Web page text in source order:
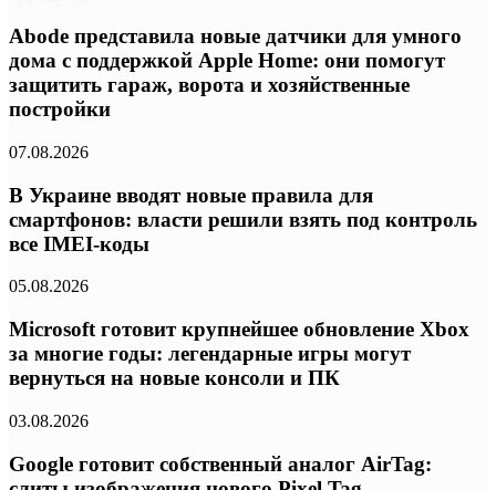
Abode представила новые датчики для умного
дома с поддержкой Apple Home: они помогут
защитить гараж, ворота и хозяйственные
постройки
07.08.2026
В Украине вводят новые правила для
смартфонов: власти решили взять под контроль
все IMEI-коды
05.08.2026
Microsoft готовит крупнейшее обновление Xbox
за многие годы: легендарные игры могут
вернуться на новые консоли и ПК
03.08.2026
Google готовит собственный аналог AirTag: